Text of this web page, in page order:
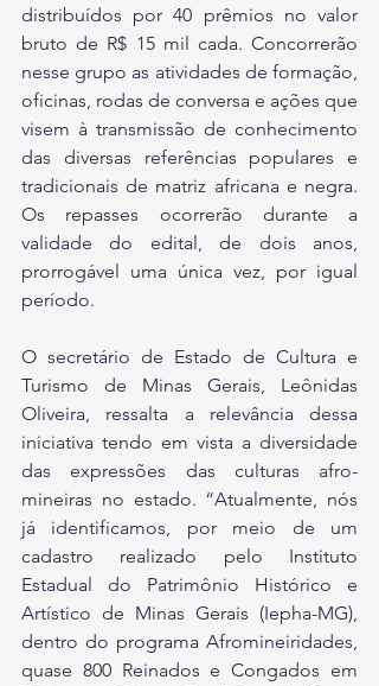
distribuídos por 40 prêmios no valor
bruto de R$ 15 mil cada. Concorrerão
nesse grupo as atividades de formação,
oficinas, rodas de conversa e ações que
visem à transmissão de conhecimento
das diversas referências populares e
tradicionais de matriz africana e negra.
Os repasses ocorrerão durante a
validade do edital, de dois anos,
prorrogável uma única vez, por igual
período.
O secretário de Estado de Cultura e
Turismo de Minas Gerais, Leônidas
Oliveira, ressalta a relevância dessa
iniciativa tendo em vista a diversidade
das expressões das culturas afro-
mineiras no estado. “Atualmente, nós
já identificamos, por meio de um
cadastro realizado pelo Instituto
Estadual do Patrimônio Histórico e
Artístico de Minas Gerais (Iepha-MG),
dentro do programa Afromineiridades,
quase 800 Reinados e Congados em